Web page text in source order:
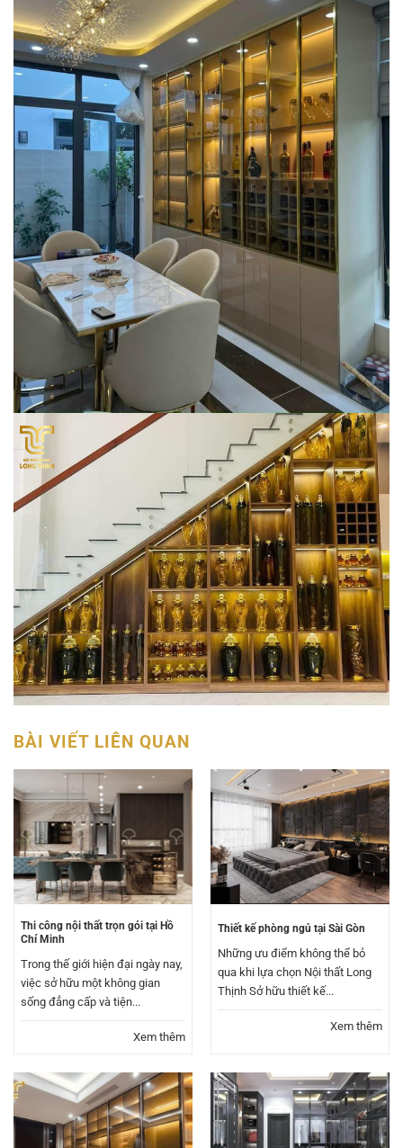
BÀI VIẾT LIÊN QUAN
Thi công nội thất trọn gói tại Hồ
Chí Minh
Trong thế giới hiện đại ngày nay,
việc sở hữu một không gian
sống đẳng cấp và tiện...
Xem thêm
Thiết kế phòng ngủ tại Sài Gòn
Những ưu điểm không thể bỏ
qua khi lựa chọn Nội thất Long
Thịnh Sở hữu thiết kế...
Xem thêm